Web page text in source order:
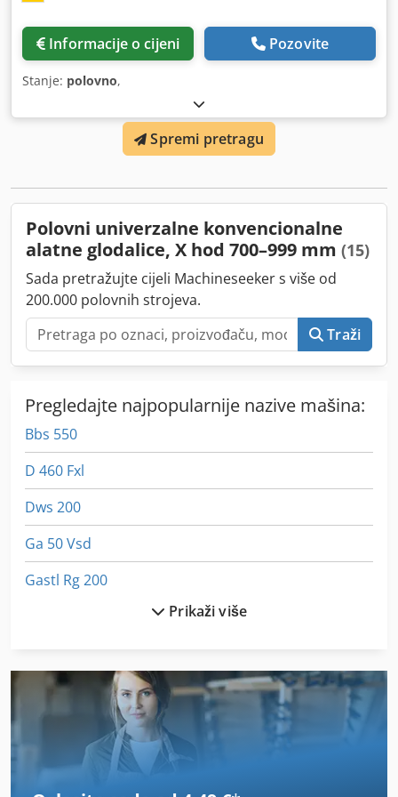
Informacije o cijeni Pozovite
Stanje: polovno,
Spremi pretragu
Polovni univerzalne konvencionalne
alatne glodalice, X hod 700–999 mm (15)
Sada pretražujte cijeli Machineseeker s više od
200.000 polovnih strojeva.
Traži
Pregledajte najpopularnije nazive mašina:
Bbs 550
D 460 Fxl
Dws 200
Ga 50 Vsd
Gastl Rg 200
Glodalice Za Švicarsku
Gmx 200 Linear
Gs 3268 Rt
Prikaži više